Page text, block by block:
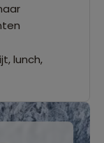
lunch,